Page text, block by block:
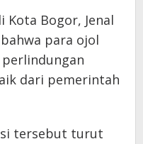
Kota Bogor, Jenal
para ojol
dari pemerintah
tersebut turut